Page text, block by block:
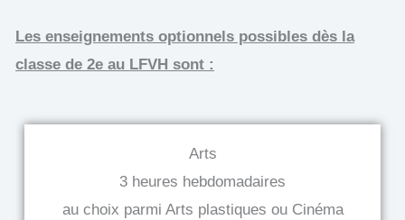
Les enseignements optionnels possibles dès la
classe de 2e au LFVH sont :
Arts
3 heures hebdomadaires
au choix parmi Arts plastiques ou Cinéma